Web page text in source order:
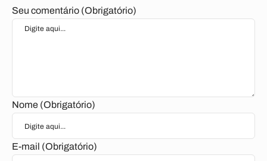
Seu comentário (Obrigatório)
Nome (Obrigatório)
E-mail (Obrigatório)